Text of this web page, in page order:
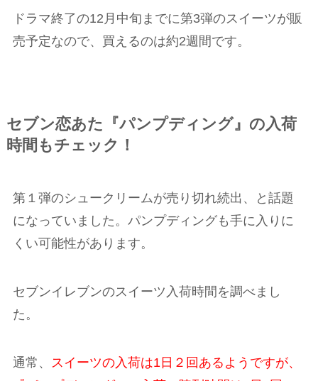
ドラマ終了の12月中旬までに第3弾のスイーツが販
売予定なので、買えるのは約2週間です。
セブン恋あた『パンプディング』の入荷
時間もチェック！
第１弾のシュークリームが売り切れ続出、と話題
になっていました。パンプディングも手に入りに
くい可能性があります。
セブンイレブンのスイーツ入荷時間を調べまし
た。
通常、
スイーツの入荷は1日２回あるようですが、